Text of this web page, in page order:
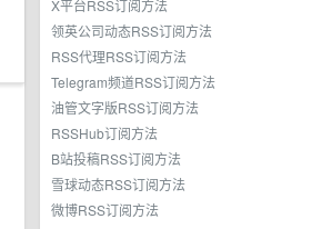
X平台RSS订阅方法
领英公司动态RSS订阅方法
RSS代理RSS订阅方法
Telegram频道RSS订阅方法
油管文字版RSS订阅方法
RSSHub订阅方法
B站投稿RSS订阅方法
雪球动态RSS订阅方法
微博RSS订阅方法